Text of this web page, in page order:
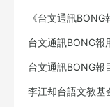
《台文通訊
台文通訊BONG報
台文通訊BONG報
李江却台語文教基